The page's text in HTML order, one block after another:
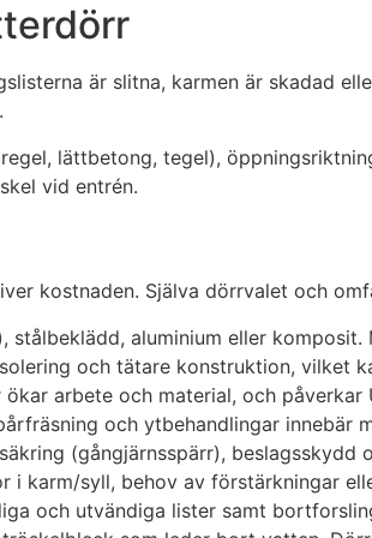
är slitna, karmen är skadad
lättbetong, tegel),
vid entrén.
kostnaden. Själva dörrvalet och
stålbeklädd, aluminium eller
och tätare konstruktion, vilket
arbete och material, och påverkar
och ytbehandlingar innebär
(gångjärnsspärr),
i karm/syll, behov av förstärkningar
och utvändiga lister samt